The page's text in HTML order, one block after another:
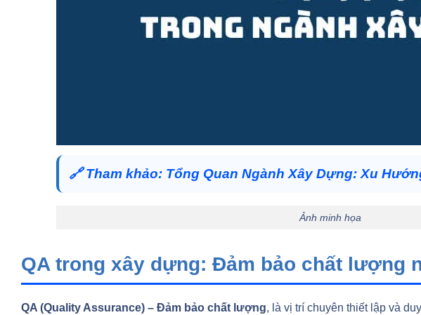
🔗Tham khảo: Tổng Quan Ngành Xây Dựng: Xu
Ảnh minh họa
QA trong xây dựng: Đảm bảo chất lượng
QA (Quality Assurance) – Đảm bảo chất lượng, là vị trí chuyên thiết lập và